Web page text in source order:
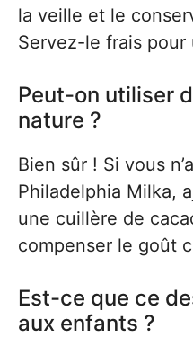
la veille et le
Servez-le frais pour
Peut-on utiliser
nature ?
Bien sûr ! Si vous
Philadelphia Milka,
une cuillère de
compenser le goût
Est-ce que ce
aux enfants ?